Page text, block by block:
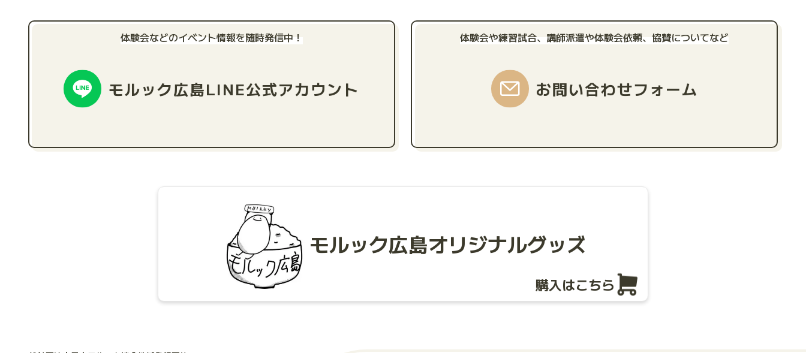
体験会などのイベント情報を随時発信中！
モルック広島LINE公式アカウント
体験会や練習試合、講師派遣や体験会依頼、協賛についてなど
お問い合わせフォーム
モルック広島オリジナルグッズ
購入はこちら